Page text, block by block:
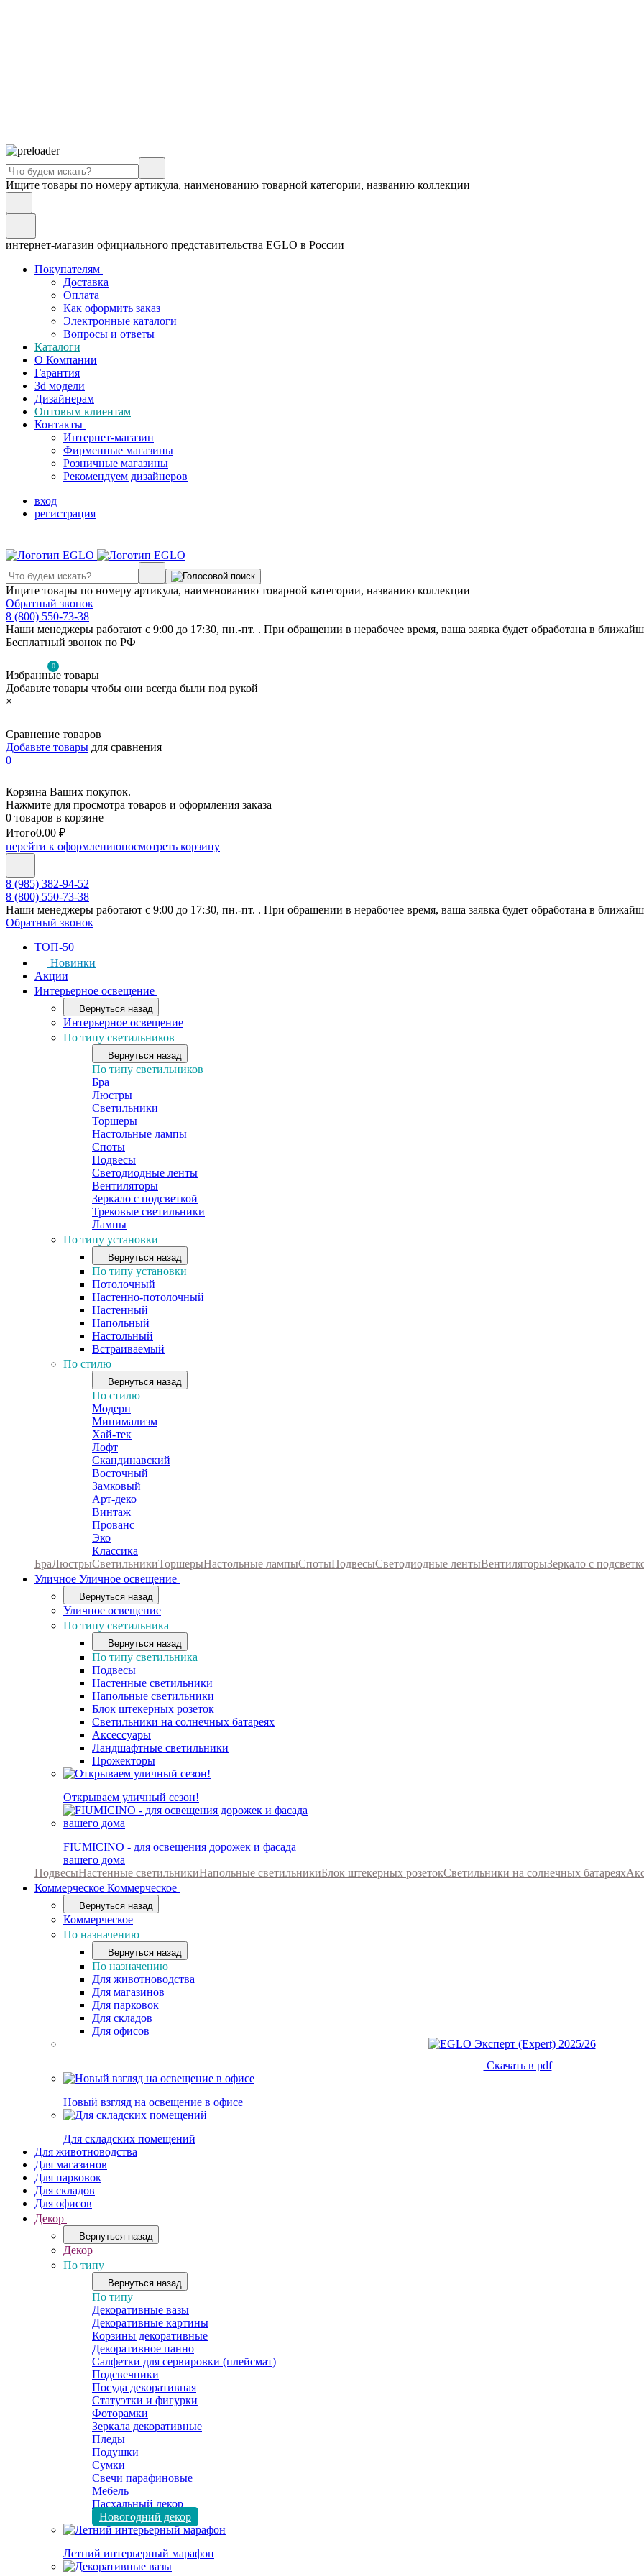
Ищите товары по номеру артикула, наименованию товарной категории, названию коллекции
интернет-магазин официального представительства EGLO в России
Покупателям
Доставка
Оплата
Как оформить заказ
Электронные каталоги
Вопросы и ответы
Каталоги
О Компании
Гарантия
3d модели
Дизайнерам
Оптовым клиентам
Контакты
Интернет-магазин
Фирменные магазины
Розничные магазины
Рекомендуем дизайнеров
вход
регистрация
Ищите товары по номеру артикула, наименованию товарной категории, названию коллекции
Обратный звонок
8 (800) 550-73-38
Наши менеджеры работают с 9:00 до 17:30, пн.-пт. . При обращении в нерабочее время, ваша заявка будет обработана в
Бесплатный звонок по РФ
0
Избранные товары
Добавьте товары чтобы они всегда были под рукой
×
Сравнение товаров
Добавьте товары для сравнения
0
Корзина Ваших покупок.
Нажмите для просмотра товаров и оформления заказа
0 товаров в корзине
Итого0.00 ₽
перейти к оформлениюпосмотреть корзину
8 (985) 382-94-52
8 (800) 550-73-38
Наши менеджеры работают с 9:00 до 17:30, пн.-пт. . При обращении в нерабочее время, ваша заявка будет обработана в
Обратный звонок
ТОП-50
Новинки
Акции
Интерьерное освещение
Вернуться назад
Интерьерное освещение
По типу светильников
Вернуться назад
По типу светильников
Бра
Люстры
Светильники
Торшеры
Настольные лампы
Споты
Подвесы
Светодиодные ленты
Вентиляторы
Зеркало с подсветкой
Трековые светильники
Лампы
По типу установки
Вернуться назад
По типу установки
Потолочный
Настенно-потолочный
Настенный
Напольный
Настольный
Встраиваемый
По стилю
Вернуться назад
По стилю
Модерн
Минимализм
Хай-тек
Лофт
Скандинавский
Восточный
Замковый
Арт-деко
Винтаж
Прованс
Эко
Классика
БраЛюстрыСветильникиТоршерыНастольные лампыСпотыПодвесыСветодиодные лентыВентиляторыЗеркало с
Уличное Уличное освещение
Вернуться назад
Уличное освещение
По типу светильника
Вернуться назад
По типу светильника
Подвесы
Настенные светильники
Напольные светильники
Блок штекерных розеток
Светильники на солнечных батареях
Аксессуары
Ландшафтные светильники
Прожекторы
Открываем уличный сезон!
FIUMICINO - для освещения дорожек и фасада
вашего дома
ПодвесыНастенные светильникиНапольные светильникиБлок штекерных розетокСветильники на солнечных батареях
Коммерческое Коммерческое
Вернуться назад
Коммерческое
По назначению
Вернуться назад
По назначению
Для животноводства
Для магазинов
Для парковок
Для складов
Для офисов
Скачать в pdf
Новый взгляд на освещение в офисе
Для складских помещений
Для животноводства
Для магазинов
Для парковок
Для складов
Для офисов
Декор
Вернуться назад
Декор
По типу
Вернуться назад
По типу
Декоративные вазы
Декоративные картины
Корзины декоративные
Декоративное панно
Салфетки для сервировки (плейсмат)
Подсвечники
Посуда декоративная
Статуэтки и фигурки
Фоторамки
Зеркала декоративные
Пледы
Подушки
Сумки
Свечи парафиновые
Мебель
Пасхальный декор
Новогодний декор
Летний интерьерный марафон